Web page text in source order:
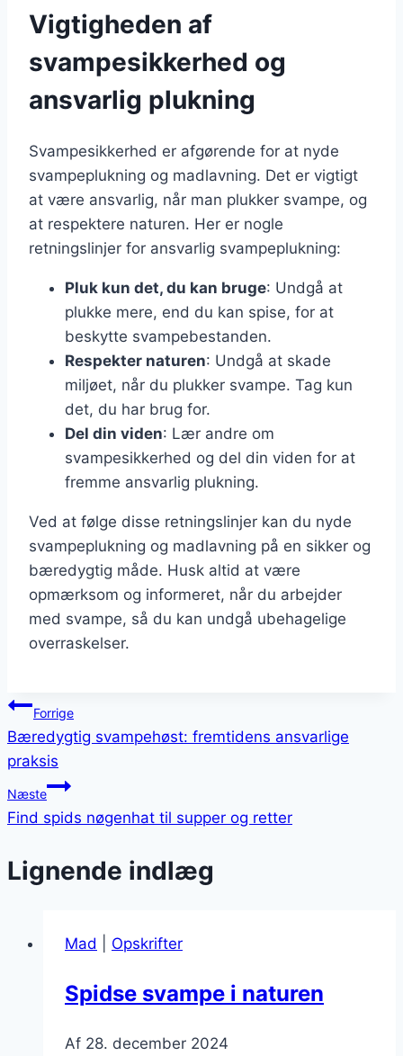
Vigtigheden af
svampesikkerhed og
ansvarlig plukning
Svampesikkerhed er afgørende for at nyde
svampeplukning og madlavning. Det er vigtigt
at være ansvarlig, når man plukker svampe, og
at respektere naturen. Her er nogle
retningslinjer for ansvarlig svampeplukning:
Pluk kun det, du kan bruge: Undgå at
plukke mere, end du kan spise, for at
beskytte svampebestanden.
Respekter naturen: Undgå at skade
miljøet, når du plukker svampe. Tag kun
det, du har brug for.
Del din viden: Lær andre om
svampesikkerhed og del din viden for at
fremme ansvarlig plukning.
Ved at følge disse retningslinjer kan du nyde
svampeplukning og madlavning på en sikker og
bæredygtig måde. Husk altid at være
opmærksom og informeret, når du arbejder
med svampe, så du kan undgå ubehagelige
overraskelser.
Indlægsnavigation
Forrige
Bæredygtig svampehøst: fremtidens ansvarlige
praksis
Næste
Find spids nøgenhat til supper og retter
Lignende indlæg
Mad Opskrifter
Spidse svampe i naturen
Af 28. december 2024